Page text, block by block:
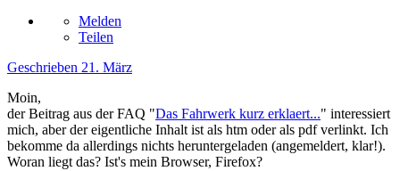
Melden
Teilen
Geschrieben 21. März
Moin,
der Beitrag aus der FAQ "Das Fahrwerk kurz erklaert..." interessiert
mich, aber der eigentliche Inhalt ist als htm oder als pdf verlinkt. Ich
bekomme da allerdings nichts heruntergeladen (angemeldert, klar!).
Woran liegt das? Ist's mein Browser, Firefox?